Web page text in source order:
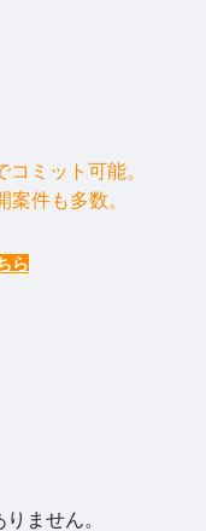
ミット可能。
案件も多数。
ら
ません。